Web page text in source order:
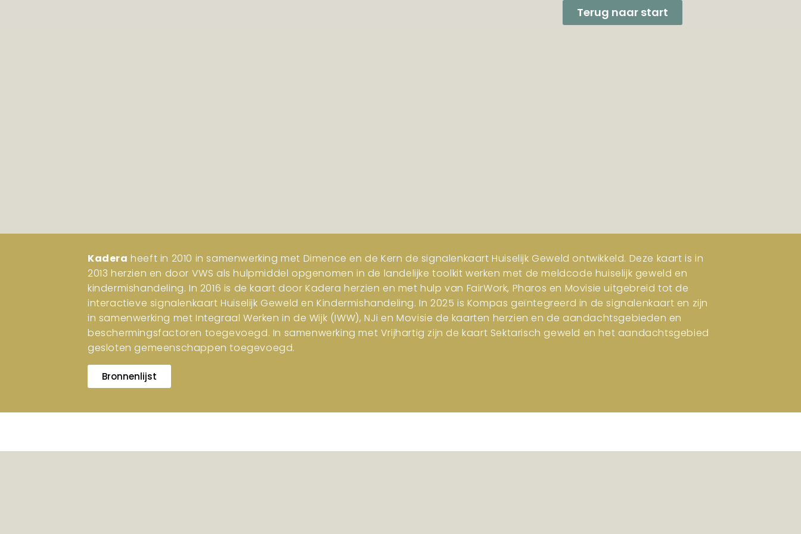
Terug naar start
Kadera heeft in 2010 in samenwerking met Dimence en de Kern de signalenkaart Huiselijk Geweld ontwikkeld. Deze kaart is in
2013 herzien en door VWS als hulpmiddel opgenomen in de landelijke toolkit werken met de meldcode huiselijk geweld en
kindermishandeling. In 2016 is de kaart door Kadera herzien en met hulp van FairWork, Pharos en Movisie uitgebreid tot de
interactieve signalenkaart Huiselijk Geweld en Kindermishandeling. In 2025 is Kompas geïntegreerd in de signalenkaart en zijn
in samenwerking met Integraal Werken in de Wijk (IWW), NJi en Movisie de kaarten herzien en de aandachtsgebieden en
beschermingsfactoren toegevoegd. In samenwerking met Vrijhartig zijn de kaart Sektarisch geweld en het aandachtsgebied
gesloten gemeenschappen toegevoegd.
Bronnenlijst